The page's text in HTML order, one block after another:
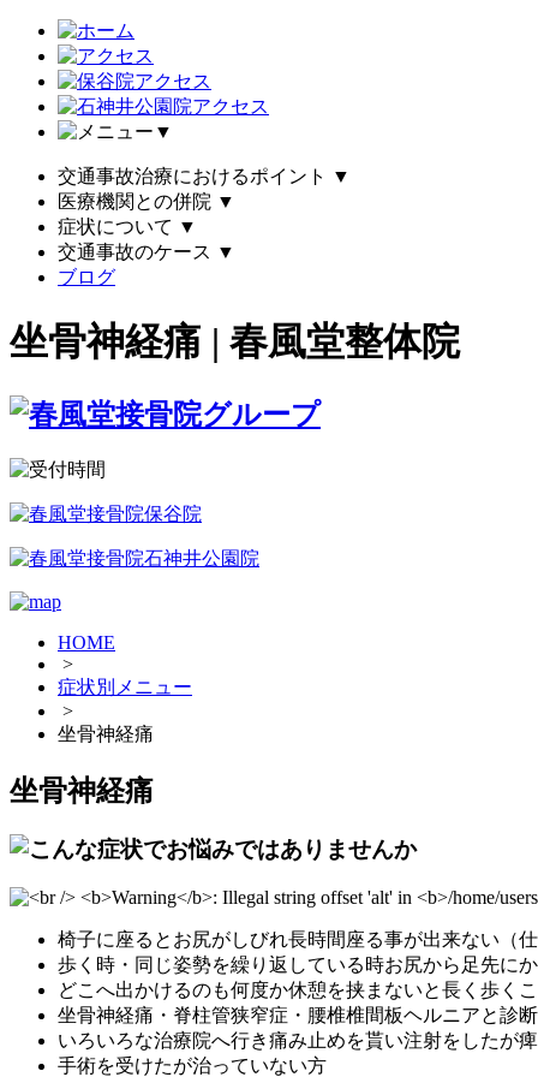
▼
交通事故治療におけるポイント
▼
医療機関との併院 ▼
症状について ▼
交通事故のケース ▼
ブログ
坐骨神経痛 | 春風堂整体院
HOME
>
症状別メニュー
>
坐骨神経痛
坐骨神経痛
椅子に座るとお尻がしびれ長時間座る事が出来ない（
歩く時・同じ姿勢を繰り返している時お尻から足先に
どこへ出かけるのも何度か休憩を挟まないと長く歩く
坐骨神経痛・脊柱管狭窄症・腰椎椎間板ヘルニアと
いろいろな治療院へ行き痛み止めを貰い注射をしたが
手術を受けたが治っていない方